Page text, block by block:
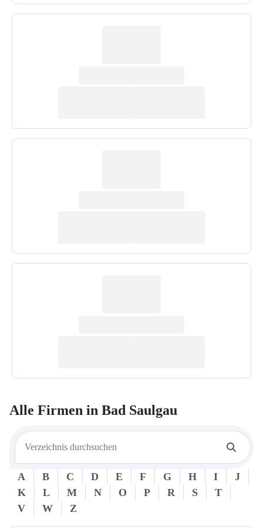
Alle Firmen in Bad Saulgau
A B C D E F G H I
J
K
L M N O P R S
T
V
W Z